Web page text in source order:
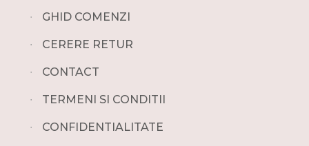
∙ GHID COMENZI
∙ CERERE RETUR
∙ CONTACT
∙ TERMENI SI CONDITII
∙ CONFIDENTIALITATE